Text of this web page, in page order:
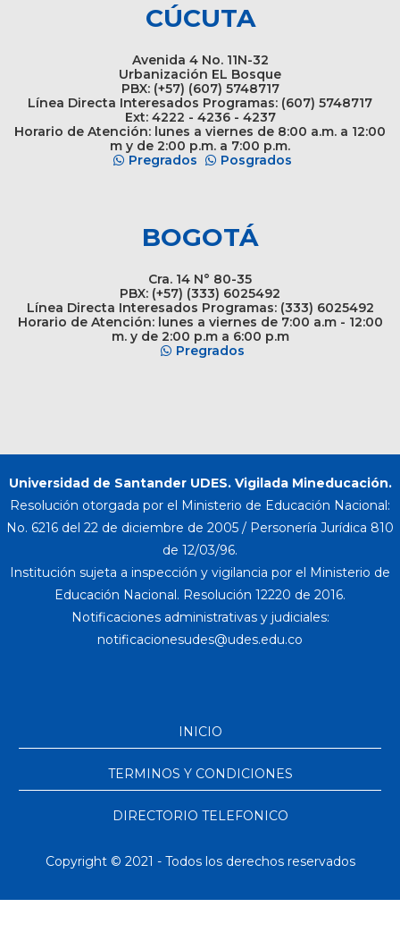
CÚCUTA
Avenida 4 No. 11N-32
Urbanización EL Bosque
PBX: (+57) (607) 5748717
Línea Directa Interesados Programas: (607) 5748717
Ext: 4222 - 4236 - 4237
Horario de Atención: lunes a viernes de 8:00 a.m. a 12:00
m y de 2:00 p.m. a 7:00 p.m.
Pregrados
Posgrados
BOGOTÁ
Cra. 14 N° 80-35
PBX: (+57) (333) 6025492
Línea Directa Interesados Programas: (333) 6025492
Horario de Atención: lunes a viernes de 7:00 a.m - 12:00
m. y de 2:00 p.m a 6:00 p.m
Pregrados
Universidad de Santander UDES. Vigilada Mineducación.
Resolución otorgada por el Ministerio de Educación Nacional:
No. 6216 del 22 de diciembre de 2005 / Personería Jurídica 810
de 12/03/96.
Institución sujeta a inspección y vigilancia por el Ministerio de
Educación Nacional. Resolución 12220 de 2016.
Notificaciones administrativas y judiciales:
INICIO
TERMINOS Y CONDICIONES
DIRECTORIO TELEFONICO
Copyright © 2021 - Todos los derechos reservados